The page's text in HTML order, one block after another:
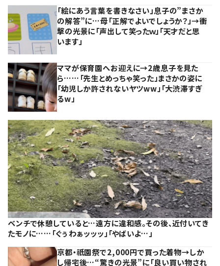
「絵にあう言葉を書きなさい」息子の”まさか
の解答”に…母「正解でよいでしょうか？」→衝
撃の光景に「声出して笑ったｗ」「天才だと思
います」
ママが保育園へお迎えに→2歳息子を見た
ら……「先生とめっちゃ笑った」まさかの姿に
「幼児しか許されないヤツww」「大渋滞すぎ
るw」
ベンチで休憩していると…遠方に違和感。その後、近付いてき
たモノに……「ぐぅわぁッッッ」「やばいよ…」
京都・祇園祭で2,000円で買った着物→しか
し帰宅後…“驚きの光景”に「良い買い物され